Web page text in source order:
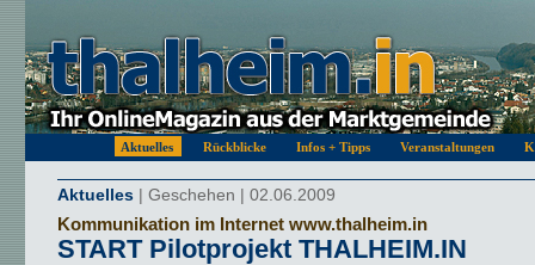
Aktuelles Rückblicke Infos + Tipps Veranstaltungen
Aktuelles | Geschehen | 02.06.2009
Kommunikation im Internet www.thalheim.in
START Pilotprojekt THALHEIM.IN